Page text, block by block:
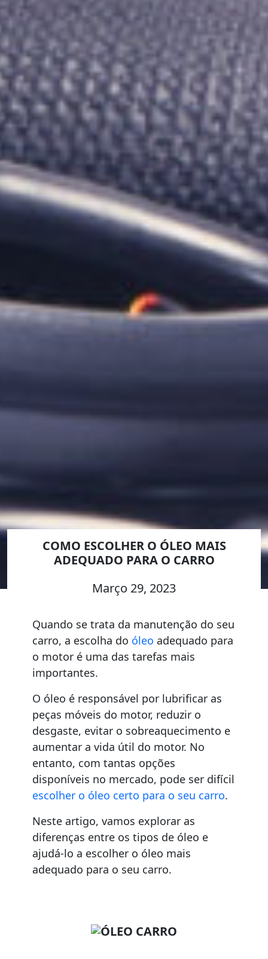
COMO ESCOLHER O ÓLEO MAIS
ADEQUADO PARA O CARRO
Março 29, 2023
Quando se trata da manutenção do seu
carro, a escolha do óleo adequado para
o motor é uma das tarefas mais
importantes.
O óleo é responsável por lubrificar as
peças móveis do motor, reduzir o
desgaste, evitar o sobreaquecimento e
aumentar a vida útil do motor. No
entanto, com tantas opções
disponíveis no mercado, pode ser difícil
escolher o óleo certo para o seu carro.
Neste artigo, vamos explorar as
diferenças entre os tipos de óleo e
ajudá-lo a escolher o óleo mais
adequado para o seu carro.